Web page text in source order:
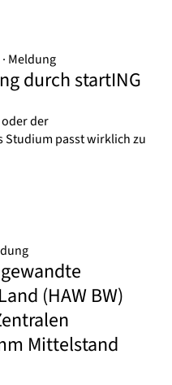
Meldung
durch startING
der
Studium passt wirklich zu
(HAW BW)
Mittelstand